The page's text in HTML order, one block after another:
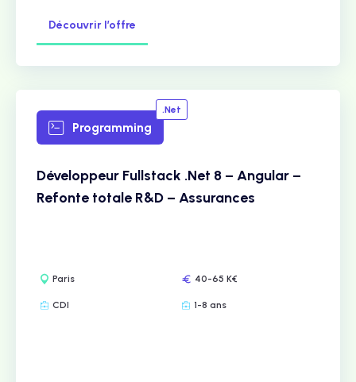
Découvrir l’offre
Programming
.Net
Développeur Fullstack .Net 8 – Angular –
Refonte totale R&D – Assurances
Paris 40-65 K€
CDI 1-8 ans